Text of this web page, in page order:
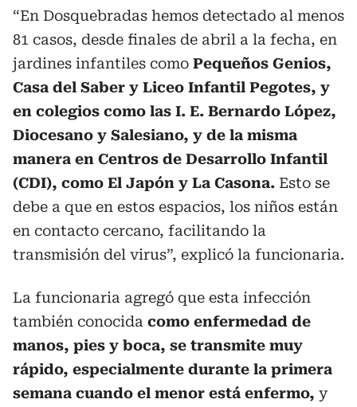
“En Dosquebradas hemos detectado al menos
81 casos, desde finales de abril a la fecha, en
jardines infantiles como Pequeños Genios,
Casa del Saber y Liceo Infantil Pegotes, y
en colegios como las I. E. Bernardo López,
Diocesano y Salesiano, y de la misma
manera en Centros de Desarrollo Infantil
(CDI), como El Japón y La Casona. Esto se
debe a que en estos espacios, los niños están
en contacto cercano, facilitando la
transmisión del virus”, explicó la funcionaria.
La funcionaria agregó que esta infección
también conocida como enfermedad de
manos, pies y boca, se transmite muy
rápido, especialmente durante la primera
semana cuando el menor está enfermo, y